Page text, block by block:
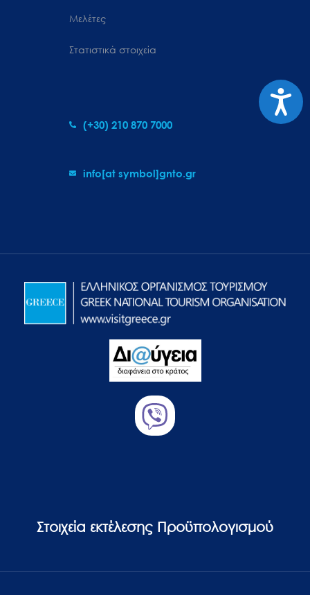
Μελέτες
Στατιστικά στοιχεία
(+30) 210 870 7000
info[at symbol]gnto.gr
Στοιχεία εκτέλεσης Προϋπολογισμού